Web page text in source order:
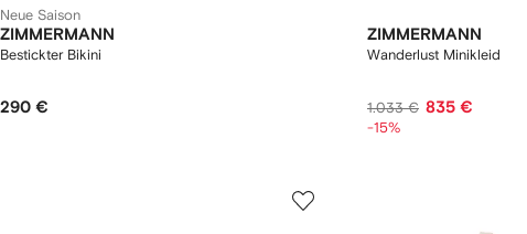
Neue Saison
ZIMMERMANN
Bestickter Bikini
290 €
ZIMMERMANN
Wanderlust Minikleid
1.033 € 835 €
-15%